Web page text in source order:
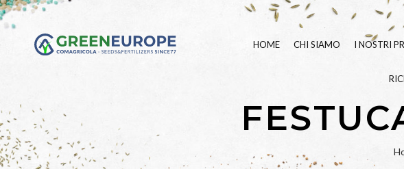
HOME CHI SIAMO I NOSTRI